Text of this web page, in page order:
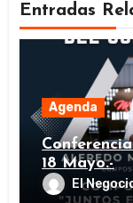
Entradas
Agenda
18 Mayo.-
El